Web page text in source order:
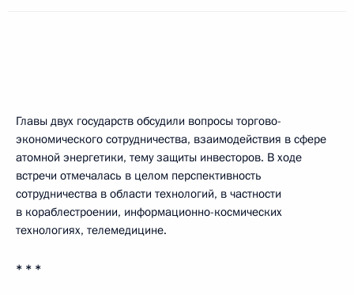
Главы двух государств обсудили вопросы торгово-
экономического сотрудничества, взаимодействия в сфере
атомной энергетики, тему защиты инвесторов. В ходе
встречи отмечалась в целом перспективность
сотрудничества в области технологий, в частности
в кораблестроении, информационно-космических
технологиях, телемедицине.
* * *